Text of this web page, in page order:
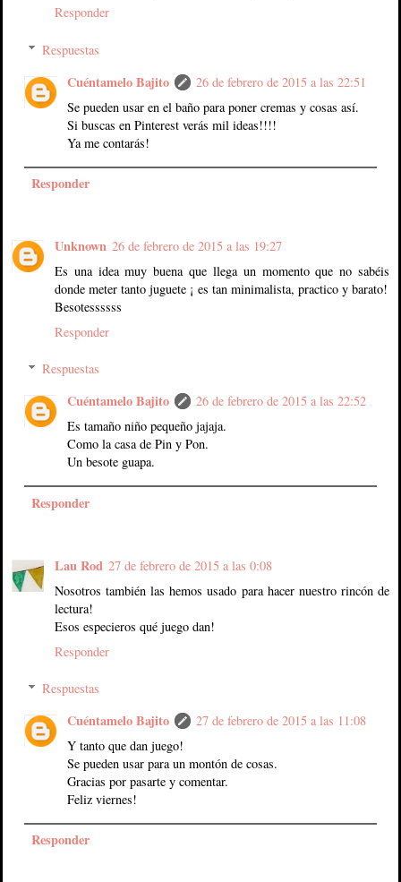
Responder
Respuestas
Cuéntamelo Bajito
26 de febrero de 2015 a las 22:51
Se pueden usar en el baño para poner cremas y cosas así.
Si buscas en Pinterest verás mil ideas!!!!
Ya me contarás!
Responder
Unknown 26 de febrero de 2015 a las 19:27
Es una idea muy buena que llega un momento que no sabéis
donde meter tanto juguete ¡ es tan minimalista, practico y barato!
Besotessssss
Responder
Respuestas
Cuéntamelo Bajito
26 de febrero de 2015 a las 22:52
Es tamaño niño pequeño jajaja.
Como la casa de Pin y Pon.
Un besote guapa.
Responder
Lau Rod 27 de febrero de 2015 a las 0:08
Nosotros también las hemos usado para hacer nuestro rincón de
lectura!
Esos especieros qué juego dan!
Responder
Respuestas
Cuéntamelo Bajito
27 de febrero de 2015 a las 11:08
Y tanto que dan juego!
Se pueden usar para un montón de cosas.
Gracias por pasarte y comentar.
Feliz viernes!
Responder